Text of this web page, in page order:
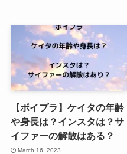
【ボイプラ】ケイタの年齢
や身長は？インスタは？サ
イファーの解散はある？
March 16, 2023